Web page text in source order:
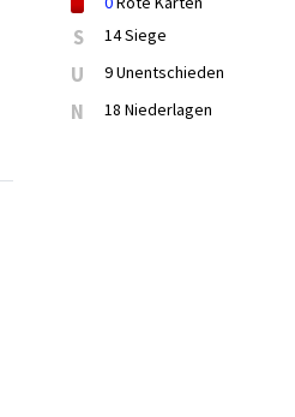
S 14 Siege
U 9 Unentschieden
N 18 Niederlagen